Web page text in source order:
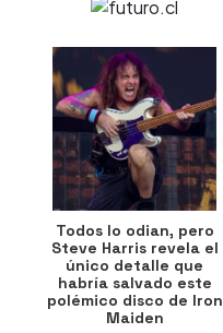
Todos lo odian, pero
Steve Harris revela el
único detalle que
habría salvado este
polémico disco de Iron
Maiden